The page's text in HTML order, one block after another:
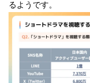
るようです。